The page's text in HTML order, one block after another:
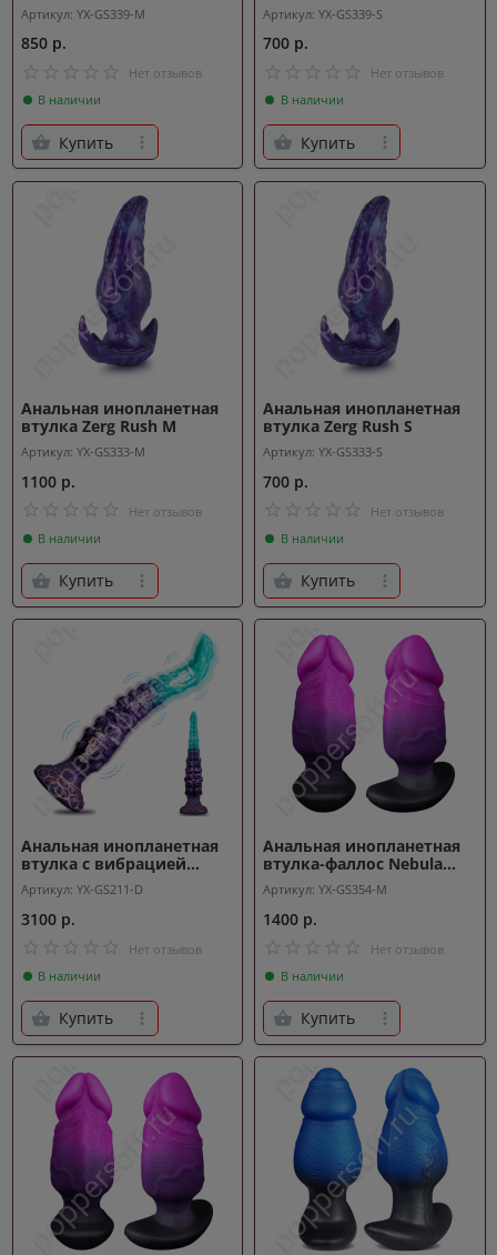
Артикул: YX-GS339-M
850 р.
Нет отзывов
В наличии
Купить
Артикул: YX-GS339-S
700 р.
Нет отзывов
В наличии
Купить
Анальная инопланетная
втулка Zerg Rush M
Артикул: YX-GS333-M
1100 р.
Нет отзывов
В наличии
Купить
Анальная инопланетная
втулка Zerg Rush S
Артикул: YX-GS333-S
700 р.
Нет отзывов
В наличии
Купить
Анальная инопланетная
втулка с вибрацией
Octopus Tech
Артикул: YX-GS211-D
3100 р.
Нет отзывов
В наличии
Купить
Анальная инопланетная
втулка-фаллос Nebula
Dick Plug M
Артикул: YX-GS354-M
1400 р.
Нет отзывов
В наличии
Купить